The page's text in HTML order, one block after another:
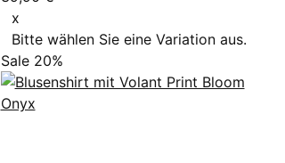
x
Bitte wählen Sie eine Variation aus.
Sale 20%